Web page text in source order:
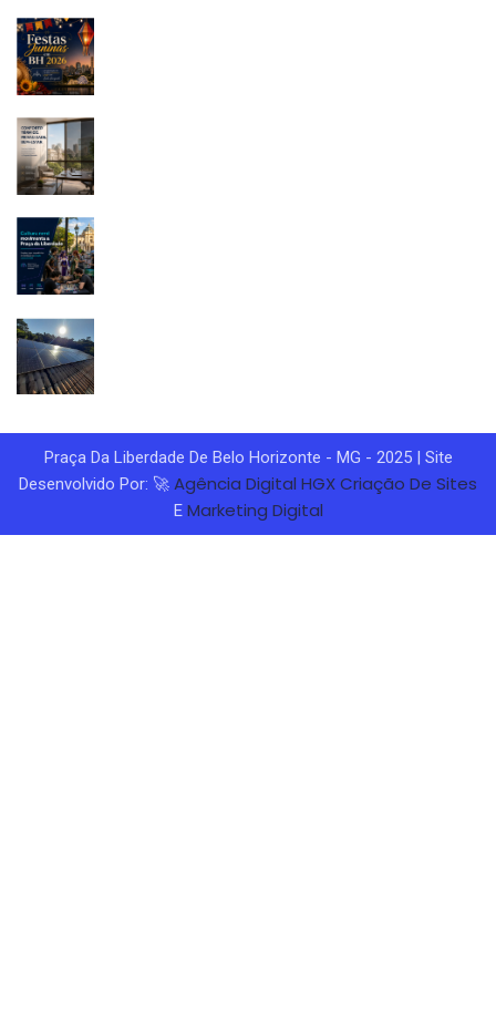
Praça Da Liberdade De Belo Horizonte - MG - 2025 | Site
Desenvolvido Por: 🚀 Agência Digital HGXCriação De Sites
E Marketing Digital